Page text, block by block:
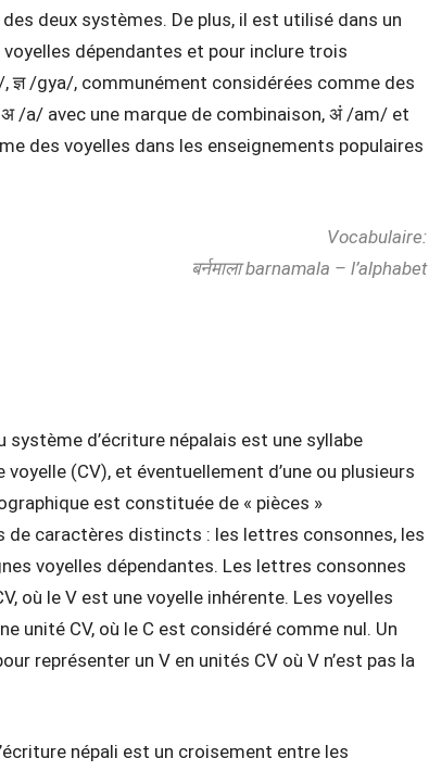
deux systèmes. De plus, il est utilisé dans un
dépendantes et pour inclure trois
ज्ञ /gya/, communément considérées comme des
/a/ avec une marque de combinaison, अं /am/ et
des voyelles dans les enseignements populaires
Vocabulaire:
बर्नमाला barnamala – l’alphabet
d’écriture népalais est une syllabe
(CV), et éventuellement d’une ou plusieurs
est constituée de « pièces »
caractères distincts : les lettres consonnes, les
voyelles dépendantes. Les lettres consonnes
où le V est une voyelle inhérente. Les voyelles
unité CV, où le C est considéré comme nul. Un
représenter un V en unités CV où V n’est pas la
népali est un croisement entre les